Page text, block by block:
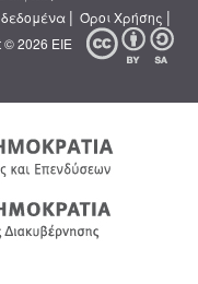
| Όροι Χρήσης |
2026 ΕΙΕ